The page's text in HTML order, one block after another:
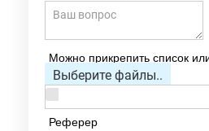
Можно прикрепить список
Выберите файлы..
Реферер